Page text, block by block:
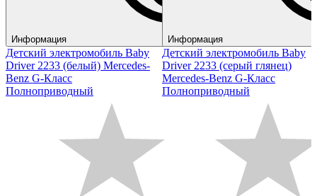
Информация
Детский электромобиль Baby
Driver 2233 (белый) Mercedes-
Benz G-Класс
Полноприводный
Информация
Детский электромобиль Baby
Driver 2233 (серый глянец)
Mercedes-Benz G-Класс
Полноприводный